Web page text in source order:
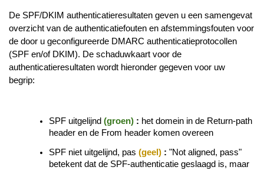
De SPF/DKIM authenticatieresultaten geven u een samengevat
overzicht van de authenticatiefouten en afstemmingsfouten voor
de door u geconfigureerde DMARC authenticatieprotocollen
(SPF en/of DKIM). De schaduwkaart voor de
authenticatieresultaten wordt hieronder gegeven voor uw
begrip:
SPF uitgelijnd (groen) : het domein in de Return-path
header en de From header komen overeen
SPF niet uitgelijnd, pas (geel) : "Not aligned, pass"
betekent dat de SPF-authenticatie geslaagd is, maar